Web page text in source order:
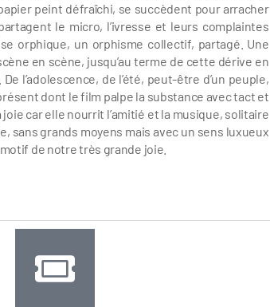
peint défraîchi, se succèdent pour arracher
le micro, l’ivresse et leurs complaintes
orphique, un orphisme collectif, partagé. Une
en scène, jusqu’au terme de cette dérive en
l’adolescence, de l’été, peut-être d’un peuple,
dont le film palpe la substance avec tact et
car elle nourrit l’amitié et la musique, solitaire
sans grands moyens mais avec un sens luxueux
de notre très grande joie.